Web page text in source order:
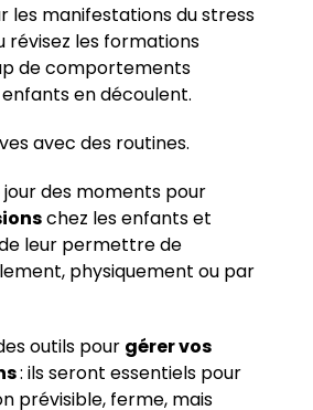
les manifestations du stress
révisez les formations
de comportements
en découlent.
avec des routines.
des moments pour
chez les enfants et
leur permettre de
physiquement ou par
outils pour gérer vos
: ils seront essentiels pour
prévisible, ferme, mais